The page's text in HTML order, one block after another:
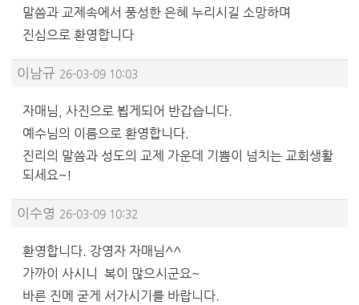
말씀과 교제속에서 풍성한 은혜 누리시길 소망하며
진심으로 환영합니다
이남규 26-03-09 10:03
자매님, 사진으로 뵙게되어 반갑습니다.
예수님의 이름으로 환영합니다.
진리의 말씀과 성도의 교제 가운데 기쁨이 넘치는 교회생활
되세요~!
이수영 26-03-09 10:32
환영합니다. 강영자 자매님^^
가까이 사시니 복이 많으시군요~
바른 진메 굳게 서가시기를 바랍니다.